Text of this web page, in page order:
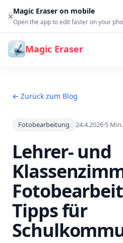
Zum Inhalt springen
×Magic Eraser on mobile
Open the app to edit faster on your
Magic Eraser
← Zurück zum Blog
Fotobearbeitung 24.4.2026·5
Lehrer- und
Tipps für